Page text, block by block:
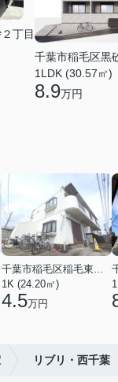
丁目
千葉市稲毛区黒
1LDK (30.57㎡)
8.9万円
1K (24.20㎡)
4.5万円
リブリ・西千葉